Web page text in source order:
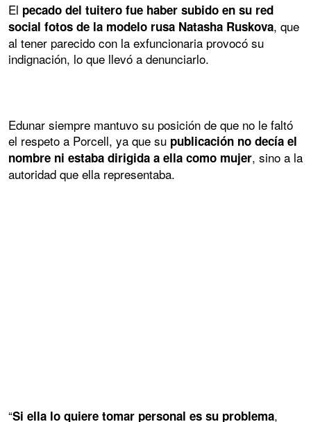
El pecado del tuitero fue haber subido en su red
social fotos de la modelo rusa Natasha Ruskova, que
al tener parecido con la exfuncionaria provocó su
indignación, lo que llevó a denunciarlo.
Edunar siempre mantuvo su posición de que no le faltó
el respeto a Porcell, ya que su publicación no decía el
nombre ni estaba dirigida a ella como mujer, sino a la
autoridad que ella representaba.
“Si ella lo quiere tomar personal es su problema,